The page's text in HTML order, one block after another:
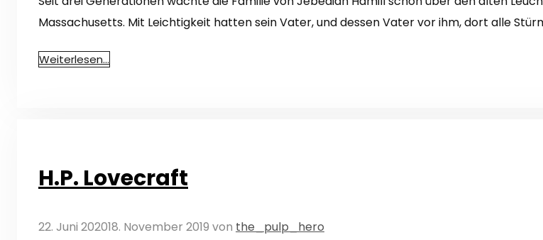
Massachusetts. Mit Leichtigkeit hatten sein Vater, und dessen Vater vor ihm, dort alle
Weiterlesen…
H.P. Lovecraft
22. Juni 202018. November 2019 von the_pulp_hero